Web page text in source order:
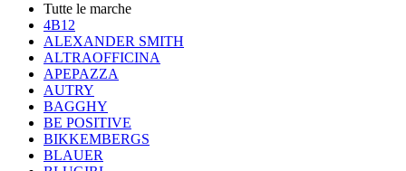
Tutte le marche
4B12
ALEXANDER SMITH
ALTRAOFFICINA
APEPAZZA
AUTRY
BAGGHY
BE POSITIVE
BIKKEMBERGS
BLAUER